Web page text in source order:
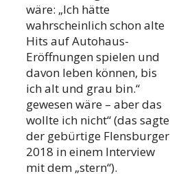
wäre: „Ich hätte
wahrscheinlich schon alte
Hits auf Autohaus-
Eröffnungen spielen und
davon leben können, bis
ich alt und grau bin.“
gewesen wäre – aber das
wollte ich nicht“ (das sagte
der gebürtige Flensburger
2018 in einem Interview
mit dem „stern“).